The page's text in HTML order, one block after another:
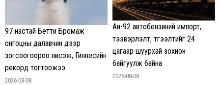
97 настай Бетти Бромаж
онгоцны далавчин дээр
зогсоогоороо нисэж, Гиннесийн
рекорд тогтоожээ
2026-08-08
Аи-92 автобензиний импорт,
тээвэрлэлт, түгээлтийг 24
цагаар шуурхай зохион
байгуулж байна
2026-08-08